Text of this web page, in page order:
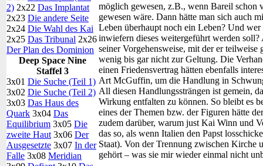
2) 2x22 Das Implantat
2x23 Die andere Seite
2x24 Die Wahl des Kai
2x25 Das Tribunal 2x26
Der Plan des Dominion
Deep Space Nine
Staffel 3
3x01 Die Suche (Teil 1)
3x02 Die Suche (Teil 2)
3x03 Das Haus des
Quark 3x04 Das
Equilibrium 3x05 Die
zweite Haut 3x06 Der
Ausgesetzte 3x07 In der
Falle 3x08 Meridian
möglich gewesen, z.B., wenn Bareil schon
gewesen wäre. Dann hätte man sich auch
Leben überhaupt noch ein Leben? Und
inwiefern dieses weitergeführt werden
seiner Vorgehensweise, mit der er
wenig bis gar nicht zur Geltung. Die
einen Friedensvertrag hätten ebenfalls
Art McGuffin, um die Handlung in
All diesen Handlungssträngen ist gemein,
Wirkung entfalten zu können. So bleibt es
eines der Themen bzw. der Figuren hätte
zudem darüber, warum just Kai Winn und
das so, als wenn Italien den Papst
Staat). Von der Trennung zwischen Kirche
gehört – was sie mir wieder einmal nicht